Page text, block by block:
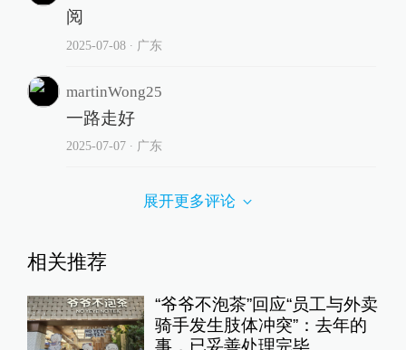
阅
2025-07-08∙ 广东
martinWong25
一路走好
2025-07-07∙ 广东
展开更多评论
相关推荐
“爷爷不泡茶”回应“员工与外卖
骑手发生肢体冲突”：去年的